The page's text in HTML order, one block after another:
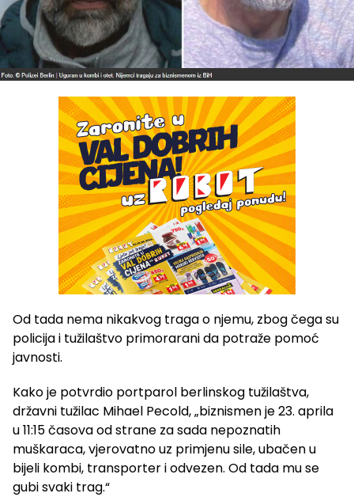
Od tada nema nikakvog traga o njemu, zbog čega su
policija i tužilaštvo primorarani da potraže pomoć
javnosti.
Kako je potvrdio portparol berlinskog tužilaštva,
državni tužilac Mihael Pecold, „biznismen je 23. aprila
u 11:15 časova od strane za sada nepoznatih
muškaraca, vjerovatno uz primjenu sile, ubačen u
bijeli kombi, transporter i odvezen. Od tada mu se
gubi svaki trag.“